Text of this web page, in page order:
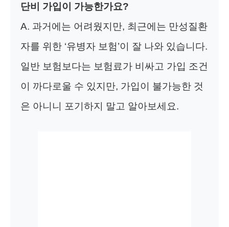
단비 가입이 가능한가요?
A. 과거에는 어려웠지만, 최근에는 만성질환
자를 위한 ‘유병자 보험’이 잘 나와 있습니다.
일반 보험보다는 보험료가 비싸고 가입 조건
이 까다로울 수 있지만, 가입이 불가능한 것
은 아니니 포기하지 말고 알아보세요.